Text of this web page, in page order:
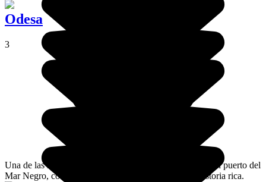
Odesa
3
Una de las más grandes ciudades ucranianas, Odesa es un puerto del
Mar Negro, con una atmósfera particular y con una historia rica.